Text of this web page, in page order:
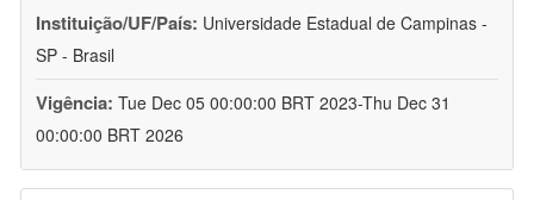
Instituição/UF/País: Universidade Estadual de Campinas -
SP - Brasil
Vigência: Tue Dec 05 00:00:00 BRT 2023-Thu Dec 31
00:00:00 BRT 2026